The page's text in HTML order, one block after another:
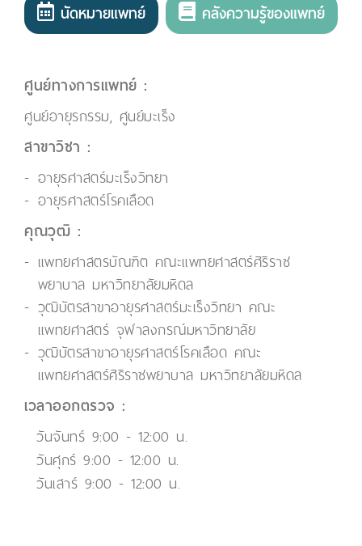
นัดหมายแพทย์ คลังความรู้ของแพทย์
ศูนย์ทางการแพทย์ :
ศูนย์อายุรกรรม, ศูนย์มะเร็ง
สาขาวิชา :
อายุรศาสตร์มะเร็งวิทยา
อายุรศาสตร์โรคเลือด
คุณวุฒิ :
แพทยศาสตรบัณฑิต คณะแพทยศาสตร์ศิริราช
พยาบาล มหาวิทยาลัยมหิดล
วุฒิบัตรสาขาอายุรศาสตร์มะเร็งวิทยา คณะ
แพทยศาสตร์ จุฬาลงกรณ์มหาวิทยาลัย
วุฒิบัตรสาขาอายุรศาสตร์โรคเลือด คณะ
แพทยศาสตร์ศิริราชพยาบาล มหาวิทยาลัยมหิดล
เวลาออกตรวจ :
วันจันทร์ 9:00 - 12:00 น.
วันศุกร์ 9:00 - 12:00 น.
วันเสาร์ 9:00 - 12:00 น.